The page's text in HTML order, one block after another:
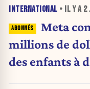
INTERNATIONAL • IL Y A 2
Meta
millions de
des enfants à